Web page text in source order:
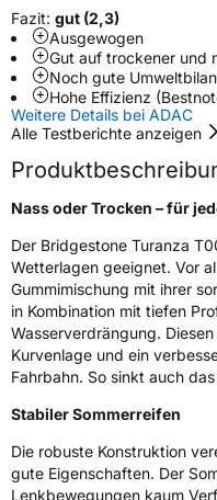
VerstärktXL
FelgenschutzMFS
RunflatEXT
EU Label
EffizienzB
NasshaftungA
Rollgeräusch (Klasse)A
FahrzeugklasseC1
Fazit: gut (2,3)
Ausgewogen
Gut auf trockener und
Noch gute
Hohe Effizienz
Weitere Details bei ADAC
Alle Testberichte anzeigen
Nass oder Trocken – für
Der Bridgestone Turanza
Wetterlagen geeignet. Vor
Gummimischung mit ihrer
in Kombination mit tiefen
Wasserverdrängung.
Kurvenlage und ein
Fahrbahn. So sinkt auch
Stabiler Sommerreifen
Die robuste Konstruktion
gute Eigenschaften. Der
Lenkbewegungen kaum